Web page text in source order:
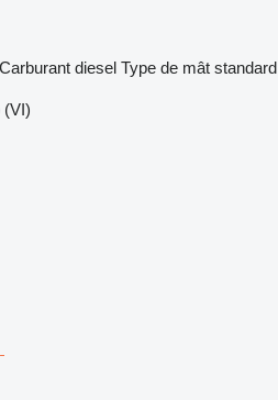
Carburant diesel Type de mât standard
(VI)